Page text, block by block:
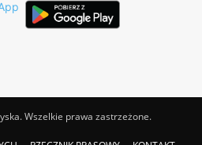
Wszelkie prawa zastrzeżone.